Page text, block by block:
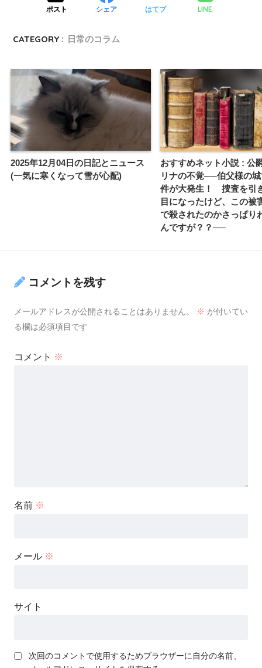
ポスト シェア はてブ LINE
CATEGORY : 日常のコラム
2025年12月04日の日記とニュース
(一気に寒くなって雪が心配)
おすすめネット小説 : 公
リナの不覚──伯父様の
件が大発生！ 捜査を引
目になったけど、この被
で殺されたのかさっぱり
んですが？？──
コメントを残す
メールアドレスが公開されることはありません。 ※ が付いてい
る欄は必須項目です
コメント ※
名前 ※
メール ※
サイト
次回のコメントで使用するためブラウザーに自分の名前、